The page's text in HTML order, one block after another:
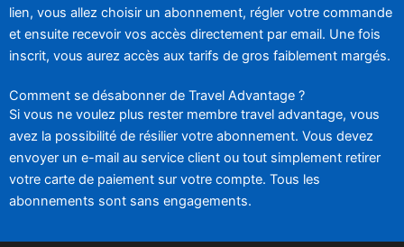
lien, vous allez choisir un abonnement, régler votre commande
et ensuite recevoir vos accès directement par email. Une fois
inscrit, vous aurez accès aux tarifs de gros faiblement margés.
Comment se désabonner de Travel Advantage ?
Si vous ne voulez plus rester membre travel advantage, vous
avez la possibilité de résilier votre abonnement. Vous devez
envoyer un e-mail au service client ou tout simplement retirer
votre carte de paiement sur votre compte. Tous les
abonnements sont sans engagements.